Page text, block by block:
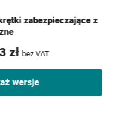
zabezpieczające z
zł bez VAT
wersje